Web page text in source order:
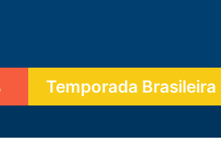
Temporada Brasileira